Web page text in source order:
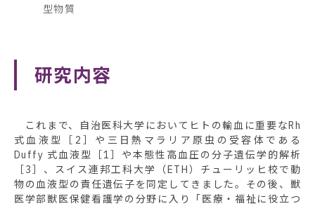
型物質
研究内容
これまで、自治医科大学においてヒトの輸血に重要なRh
式血液型［2］や三日熱マラリア原虫の受容体である
Duffy 式血液型［1］や本態性高血圧の分子遺伝学的解析
［3］、スイス連邦工科大学（ETH）チューリッヒ校で動
物の血液型の責任遺伝子を同定してきました。その後、獣
医学部獣医保健看護学の分野に入り「医療・福祉に役立つ